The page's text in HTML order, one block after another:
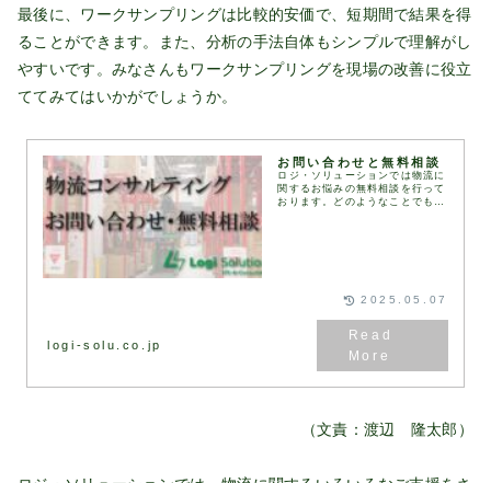
最後に、ワークサンプリングは比較的安価で、短期間で結果を得
ることができます。また、分析の手法自体もシンプルで理解がし
やすいです。みなさんもワークサンプリングを現場の改善に役立
ててみてはいかがでしょうか。
お問い合わせと無料相談
ロジ・ソリューションでは物流に
関するお悩みの無料相談を行って
おります。どのようなことでもお
logi-solu.co.jp
2025.05.07
（文責：渡辺 隆太郎）